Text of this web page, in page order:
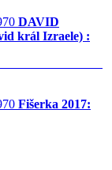
DAVID
král Izraele) :
Fišerka 2017: